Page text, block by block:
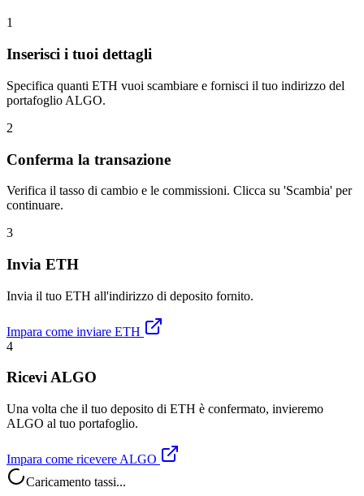
1
Inserisci i tuoi dettagli
Specifica quanti ETH vuoi scambiare e fornisci il tuo indirizzo del
portafoglio ALGO.
2
Conferma la transazione
Verifica il tasso di cambio e le commissioni. Clicca su 'Scambia' per
continuare.
3
Invia ETH
Invia il tuo ETH all'indirizzo di deposito fornito.
Impara come inviare ETH
4
Ricevi ALGO
Una volta che il tuo deposito di ETH è confermato, invieremo
ALGO al tuo portafoglio.
Impara come ricevere ALGO
Caricamento tassi...